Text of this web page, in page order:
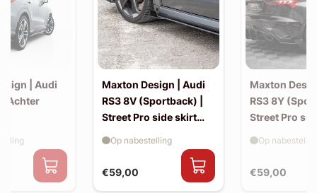
| Audi
| Achter
Maxton Design | Audi
RS3 8V (Sportback) |
Street Pro side skirt
€59,00
Op nabestelling
Maxton
RS3 8Y
Street Pro
€59,00
Op